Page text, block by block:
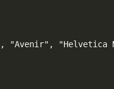
, "Avenir" , "Helvetica